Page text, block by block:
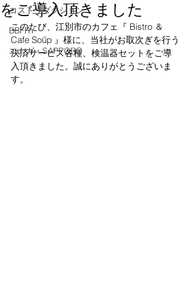
コストリダクション
BBFRY
エナガ・SAPPORO
をご導入頂きました
このたび、江別市のカフェ『 Bistro ＆
Cafe Soűp 』様に、当社がお取次ぎを行う
決済サービス各種、検温器セットをご導
入頂きました。誠にありがとうございま
す。